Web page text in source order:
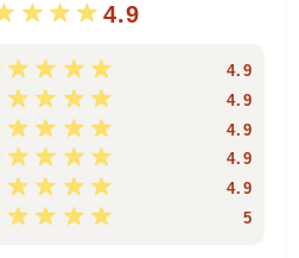
4.9
4.9
4.9
4.9
4.9
4.9
5